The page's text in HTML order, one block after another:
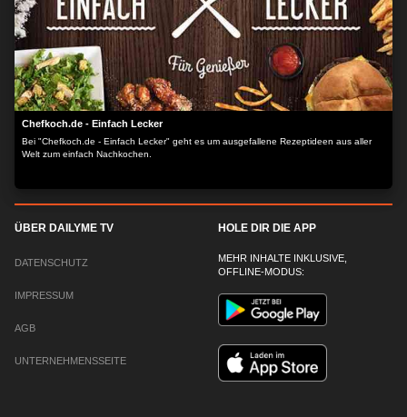
Chefkoch.de - Einfach Lecker
Bei "Chefkoch.de - Einfach Lecker" geht es um ausgefallene Rezeptideen aus aller
Welt zum einfach Nachkochen.
ÜBER DAILYME TV
DATENSCHUTZ
IMPRESSUM
AGB
UNTERNEHMENSSEITE
HOLE DIR DIE APP
MEHR INHALTE INKLUSIVE,
OFFLINE-MODUS: